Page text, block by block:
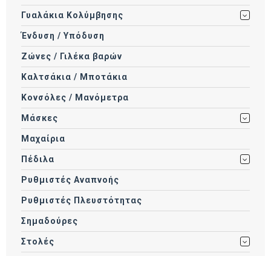
Γυαλάκια Κολύμβησης
Ένδυση / Υπόδυση
Ζώνες / Γιλέκα βαρών
Καλτσάκια / Μποτάκια
Κονσόλες / Μανόμετρα
Μάσκες
Μαχαίρια
Πέδιλα
Ρυθμιστές Αναπνοής
Ρυθμιστές Πλευστότητας
Σημαδούρες
Στολές